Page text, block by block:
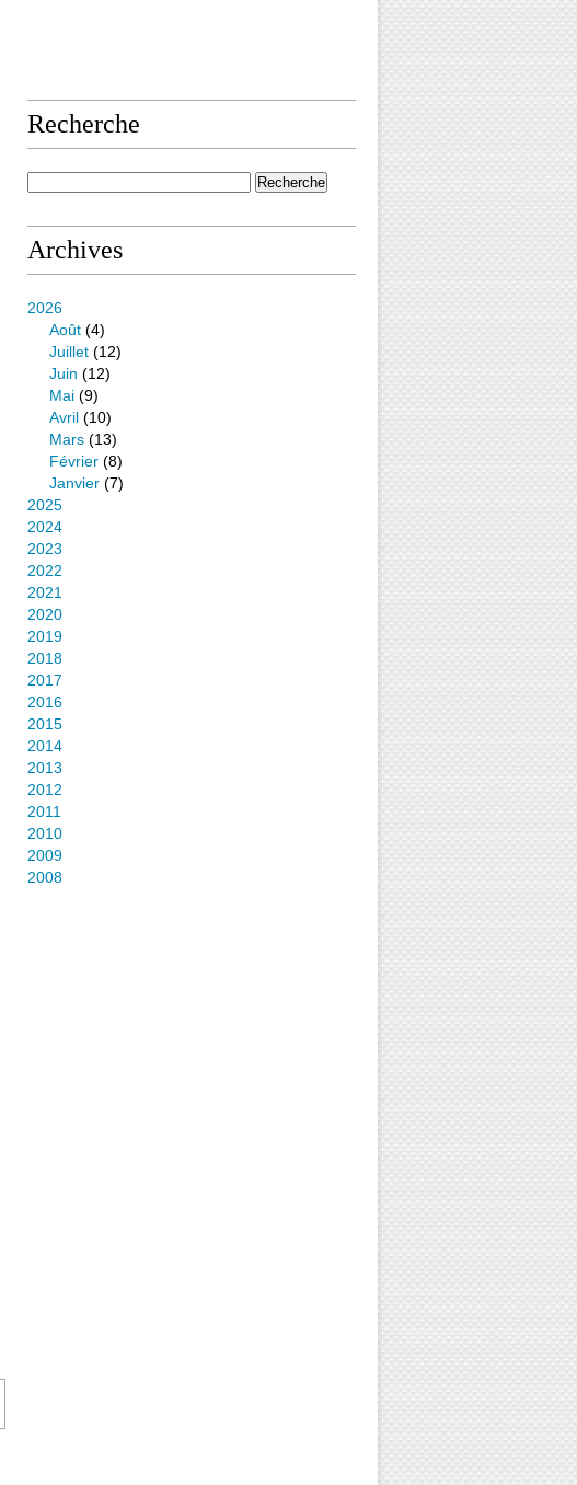
Recherche
Archives
2026
Août (4)
Juillet (12)
Juin (12)
Mai (9)
Avril (10)
Mars (13)
Février (8)
Janvier (7)
2025
2024
2023
2022
2021
2020
2019
2018
2017
2016
2015
2014
2013
2012
2011
2010
2009
2008